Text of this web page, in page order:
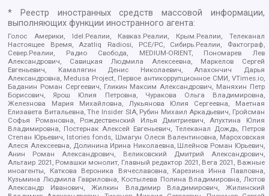
* Реестр иностранных средств массовой информации,
выполняющих функции иностранного агента:
Голос Америки, Idel.Реалии, Кавказ.Реалии, Крым.Реалии, Телеканал
Настоящее Время, Azatliq Radiosi, PCE/PC, Сибирь.Реалии, Фактограф,
Север.Реалии, Радио Свобода, MEDIUM-ORIENT, Пономарев Лев
Александрович, Савицкая Людмила Алексеевна, Маркелов Сергей
Евгеньевич, Камалягин Денис Николаевич, Апахончич Дарья
Александровна, Medusa Project, Первое антикоррупционное СМИ, VTimes.io,
Баданин Роман Сергеевич, Гликин Максим Александрович, Маняхин Петр
Борисович, Ярош Юлия Петровна, Чуракова Ольга Владимировна,
Железнова Мария Михайловна, Лукьянова Юлия Сергеевна, Маетная
Елизавета Витальевна, The Insider SIA, Рубин Михаил Аркадьевич, Гройсман
Софья Романовна, Рождественский Илья Дмитриевич, Апухтина Юлия
Владимировна, Постернак Алексей Евгеньевич, Телеканал Дождь, Петров
Степан Юрьевич, Istories fonds, Шмагун Олеся Валентиновна, Мароховская
Алеся Алексеевна, Долинина Ирина Николаевна, Шлейнов Роман Юрьевич,
Анин Роман Александрович, Великовский Дмитрий Александрович,
Альтаир 2021, Ромашки монолит, Главный редактор 2021, Вега 2021, Важные
иноагенты, Каткова Вероника Вячеславовна, Карезина Инна Павловна,
Кузьмина Людмила Гавриловна, Костылева Полина Владимировна, Лютов
Александр Иванович, Жилкин Владимир Владимирович, Жилинский